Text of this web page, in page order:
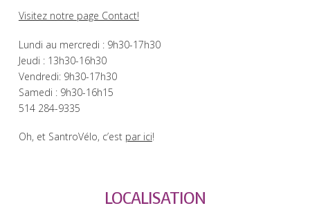
Visitez notre page Contact!
Lundi au mercredi : 9h30-17h30
Jeudi : 13h30-16h30
Vendredi: 9h30-17h30
Samedi : 9h30-16h15
514 284-9335
Oh, et SantroVélo, c’est par ici!
LOCALISATION